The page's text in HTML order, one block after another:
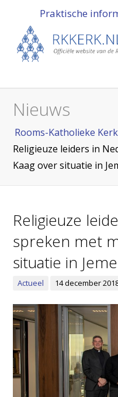
Praktische
Nieuws
Rooms-Katholieke
Religieuze leiders in
Kaag over situatie in
Religieuze
spreken met
situatie in
Actueel 14 december